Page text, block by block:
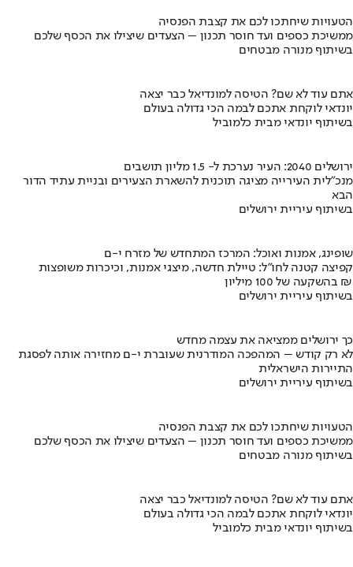
הטעויות שיחתכו לכם את קצבת הפנסיה
ממשיכת כספים ועד חוסר תכנון – הצעדים שיצילו את הכסף שלכם
בשיתוף מנורה מבטחים
אתם עוד לא שם? הטיסה למונדיאל כבר יצאה
יונדאי לוקחת אתכם לבמה הכי גדולה בעולם
בשיתוף יונדאי מבית כלמוביל
ירושלים 2040: העיר נערכת ל- 1.5 מליון תושבים
מנכ"לית העירייה מציגה תוכנית להשארת הצעירים ובניית עתיד הדור
הבא
בשיתוף עיריית ירושלים
שופינג, אמנות ואוכל: המרכז המתחדש של מזרח י-ם
קפיצה קטנה לחו"ל: טיילת חדשה, מיצגי אמנות, וכיכרות משופצות
בהשקעה של 100 מיליון ₪
בשיתוף עיריית ירושלים
כך ירושלים ממציאה את עצמה מחדש
לא רק קודש – המהפכה המודרנית שעוברת י-ם מחזירה אותה לפסגת
התיירות הישראלית
בשיתוף עיריית ירושלים
הטעויות שיחתכו לכם את קצבת הפנסיה
ממשיכת כספים ועד חוסר תכנון – הצעדים שיצילו את הכסף שלכם
בשיתוף מנורה מבטחים
אתם עוד לא שם? הטיסה למונדיאל כבר יצאה
יונדאי לוקחת אתכם לבמה הכי גדולה בעולם
בשיתוף יונדאי מבית כלמוביל